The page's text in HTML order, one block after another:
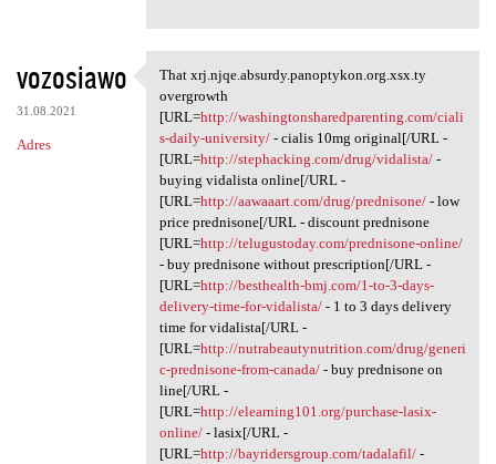
vozosiawo
31.08.2021
Adres
That xrj.njqe.absurdy
That xrj.njqe.absurdy.panoptykon.org.xsx.ty
overgrowth
[URL=http://washingtonsharedparenting.com/ciali
s-daily-university/- cialis 10mg original[/URL -
[URL=http://stephacking.com/drug/vidalista/-
buying vidalista online[/URL -
[URL=http://aawaaart.com/drug/prednisone/- low
price prednisone[/URL - discount prednisone
[URL=http://telugustoday.com/prednisone-online/
- buy prednisone without prescription[/URL -
[URL=http://besthealth-bmj.com/1-to-3-days-
delivery-time-for-vidalista/- 1 to 3 days delivery
time for vidalista[/URL -
[URL=http://nutrabeautynutrition.com/drug/generi
c-prednisone-from-canada/- buy prednisone on
line[/URL -
[URL=http://elearning101.org/purchase-lasix-
online/- lasix[/URL -
[URL=http://bayridersgroup.com/tadalafil/-